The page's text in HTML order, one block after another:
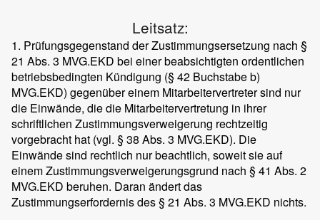
Leitsatz:
1. Prüfungsgegenstand der Zustimmungsersetzung nach §
21 Abs. 3 MVG.EKD bei einer beabsichtigten ordentlichen
betriebsbedingten Kündigung (§ 42 Buchstabe b)
MVG.EKD) gegenüber einem Mitarbeitervertreter sind nur
die Einwände, die die Mitarbeitervertretung in ihrer
schriftlichen Zustimmungsverweigerung rechtzeitig
vorgebracht hat (vgl. § 38 Abs. 3 MVG.EKD). Die
Einwände sind rechtlich nur beachtlich, soweit sie auf
einem Zustimmungsverweigerungsgrund nach § 41 Abs. 2
MVG.EKD beruhen. Daran ändert das
Zustimmungserfordernis des § 21 Abs. 3 MVG.EKD nichts.